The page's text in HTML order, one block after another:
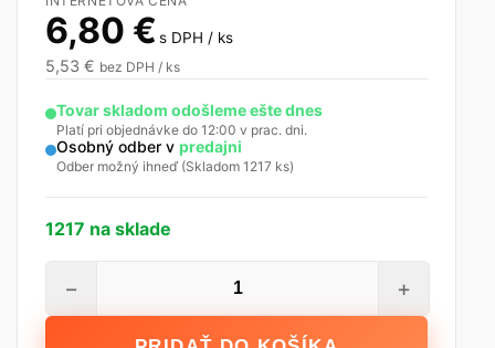
6,80 € s DPH / ks
5,53 € bez DPH / ks
Tovar skladom odošleme ešte dnes
Platí pri objednávke do 12:00 v prac. dni.
Osobný odber v predajni
Odber možný ihneď (Skladom 1217 ks)
1217 na sklade
− +